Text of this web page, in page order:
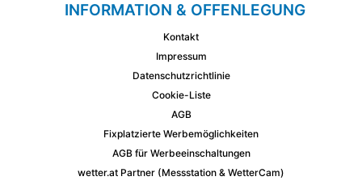
INFORMATION & OFFENLEGUNG
Kontakt
Impressum
Datenschutzrichtlinie
Cookie-Liste
AGB
Fixplatzierte Werbemöglichkeiten
AGB für Werbeeinschaltungen
wetter.at Partner (Messstation & WetterCam)